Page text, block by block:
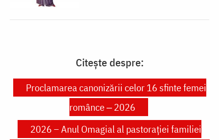
Citește despre:
Proclamarea canonizării celor 16 sfinte femei
românce ‒ 2026
2026 – Anul Omagial al pastorației familiei